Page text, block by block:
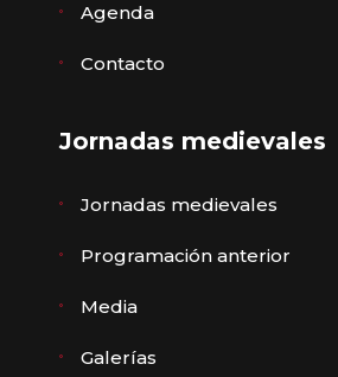
Agenda
Contacto
Jornadas medievales
Jornadas medievales
Programación anterior
Media
Galerías